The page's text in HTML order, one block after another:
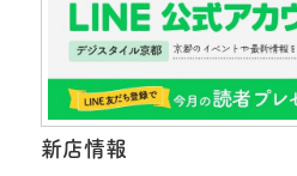
新店情報